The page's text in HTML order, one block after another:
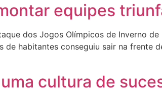
equipes
dos Jogos Olímpicos de Inverno
habitantes conseguiu sair na frente
cultura de